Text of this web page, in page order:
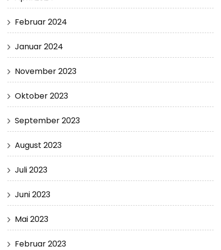
Februar 2024
Januar 2024
November 2023
Oktober 2023
September 2023
August 2023
Juli 2023
Juni 2023
Mai 2023
Februar 2023